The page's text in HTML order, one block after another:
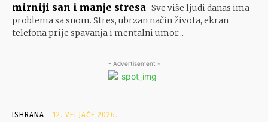
mirniji san i manje stresa Sve više ljudi danas ima
problema sa snom. Stres, ubrzan način života, ekran
telefona prije spavanja i mentalni umor...
- Advertisement -
ISHRANA 12. VELJAČE 2026.